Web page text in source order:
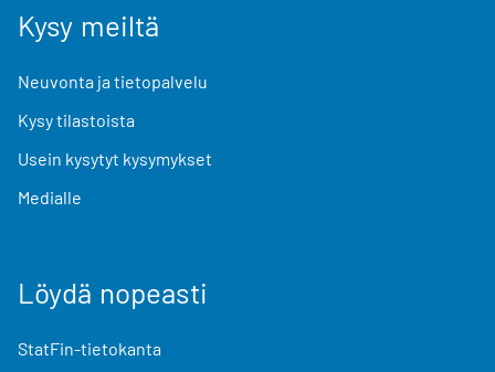
Kysy meiltä
Neuvonta ja tietopalvelu
Kysy tilastoista
Usein kysytyt kysymykset
Medialle
Löydä nopeasti
StatFin-tietokanta